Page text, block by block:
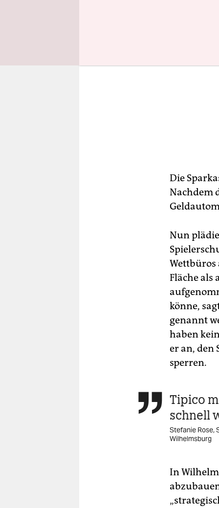
Die
Nachdem
Nun
Wettbüros
Fläche als
könne,
genannt
haben
er an, den
sperren.
 Tipico
schnell
Stefanie Rose,
Wilhelmsburg
In